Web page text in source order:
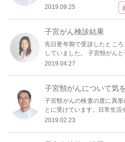
2019.09.25
子宮がん検診結果
先日更年期で受診したとこ
していました。 子宮頸がん
2019.04.27
子宮頸がんについて気
子宮頸がんの検査の度に異
とに受けています。日常生
2019.02.23